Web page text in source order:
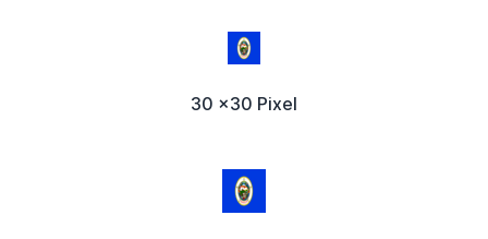
30 x30 Pixel